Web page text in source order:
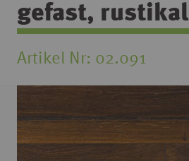
gefast, rustikal
Artikel Nr 02.091
Ende
der
Bildgalerie